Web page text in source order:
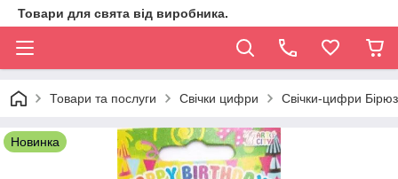
Товари для свята від виробника.
Товари та послуги Свічки цифри Свічки-цифри
Новинка